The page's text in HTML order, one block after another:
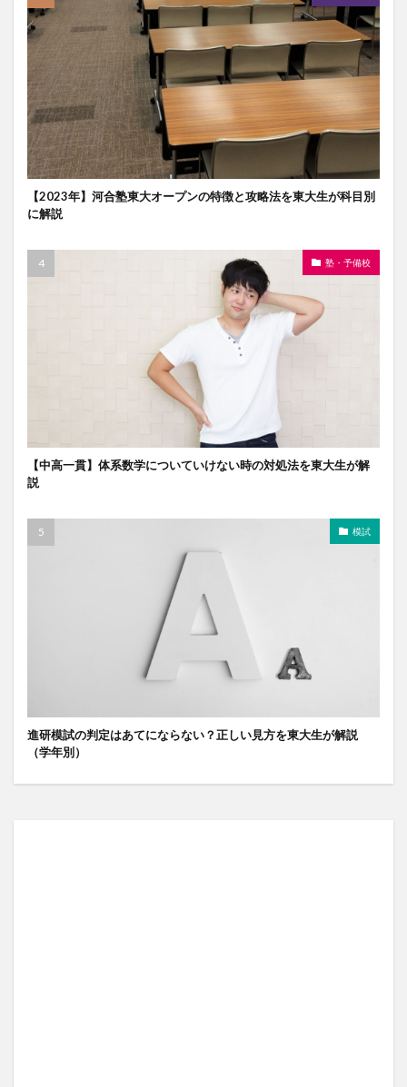
【2023年】河合塾東大オープンの特徴と攻略法を東大生が科目別
に解説
塾・予備校
【中高一貫】体系数学についていけない時の対処法を東大生が解
説
模試
進研模試の判定はあてにならない？正しい見方を東大生が解説
（学年別）